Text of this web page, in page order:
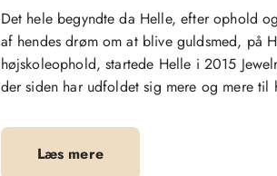
Det hele begyndte da Helle, efter ophold
af hendes drøm om at blive guldsmed, på
højskoleophold, startede Helle i 2015
der siden har udfoldet sig mere og mere til
Læs mere